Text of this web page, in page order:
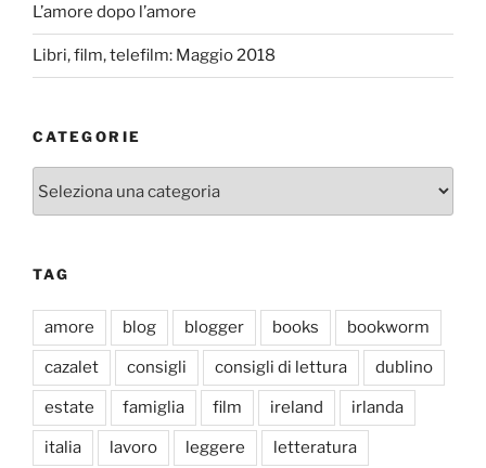
L’amore dopo l’amore
Libri, film, telefilm: Maggio 2018
CATEGORIE
TAG
amore blog blogger books bookworm
cazalet consigli consigli di lettura dublino
estate famiglia film ireland irlanda
italia lavoro leggere letteratura